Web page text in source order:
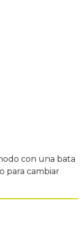
con una bata
para cambiar